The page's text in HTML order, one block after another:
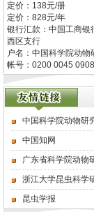
定价： 138元/册
定价： 828元/年
银行汇款：中国工商银
西区支行
户名：中国科学院动物
帐号：0200 0045
中国科学院动物研
中国知网
广东省科学院动物
浙江大学昆虫科学
昆虫学报